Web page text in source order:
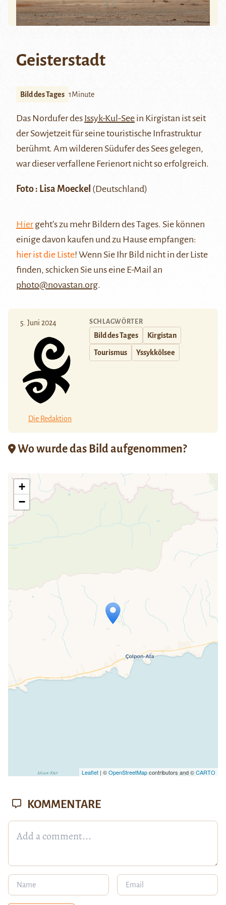
Geisterstadt
Bild des Tages 1Minute
Das Nordufer des Issyk-Kul-See in Kirgistan ist seit
der Sowjetzeit für seine touristische Infrastruktur
berühmt. Am wilderen Südufer des Sees gelegen,
war dieser verfallene Ferienort nicht so erfolgreich.
Foto : Lisa Moeckel (Deutschland)
Hiergeht’s zu mehr Bildern des Tages. Sie können
einige davon kaufen und zu Hause empfangen:
hier ist die Liste! Wenn Sie Ihr Bild nicht in der Liste
finden, schicken Sie uns eine E-Mail an
photo@novastan.org.
5. Juni 2024
Die Redaktion
SCHLAGWÖRTER
Bild des Tages Kirgistan
Tourismus Yssykkölsee
Wo wurde das Bild aufgenommen?
Travelers' Map wird geladen …
Wenn du dies siehst, nachdem deine
Seite vollständig geladen wurde,
+
−
Leaflet| ©OpenStreetMapcontributors and ©CARTO
KOMMENTARE